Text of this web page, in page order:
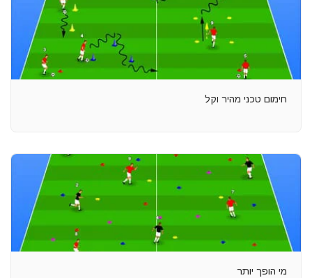
חימום טכני מהיר וקל
מי הופך יותר